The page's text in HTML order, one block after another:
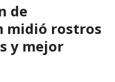
de
midió rostros
y mejor